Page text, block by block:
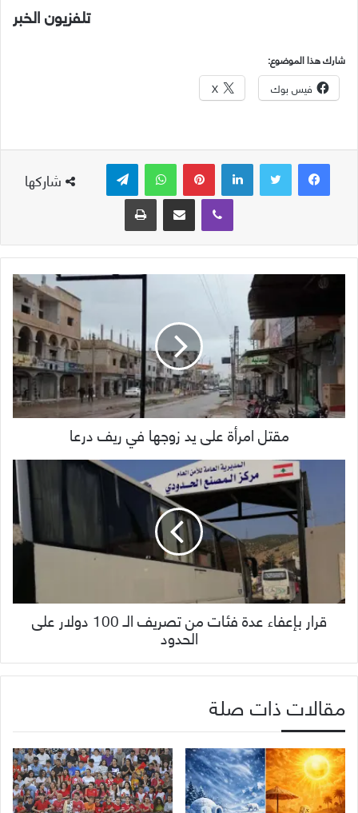
تلفزيون الخبر
شارك هذا الموضوع:
فيس بوك X
شاركها
لينكدإن بينتيريست واتساب
ڤايبر
مشاركة عبر البريد طباعة
مقتل امرأة على يد زوجها في ريف درعا
قرار بإعفاء عدة فئات من تصريف الـ 100 دولار على
الحدود
مقالات ذات صلة